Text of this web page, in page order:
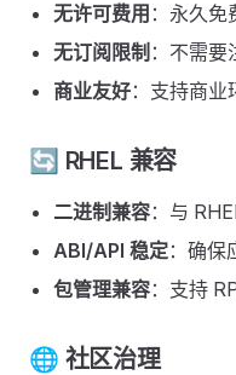
无许可费用 ：永久免
无订阅限制 ：不需要
商业友好：支持商业
🔄 RHEL 兼容
二进制兼容：与
ABI/API 稳定：确保
包管理兼容：支持
🌐 社区治理